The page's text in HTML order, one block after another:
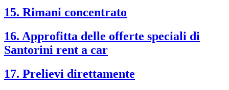
15. Rimani concentrato
16. Approfitta delle offerte speciali di
Santorini rent a car
17. Prelievi direttamente